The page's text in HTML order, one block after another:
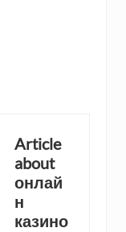
Article
about
онлай
н
казино